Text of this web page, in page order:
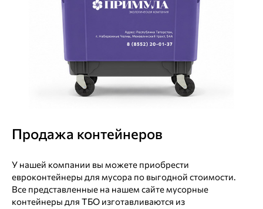
Продажа контейнеров
У нашей компании вы можете приобрести
евроконтейнеры для мусора по выгодной стоимости.
Все представленные на нашем сайте мусорные
контейнеры для ТБО изготавливаются из